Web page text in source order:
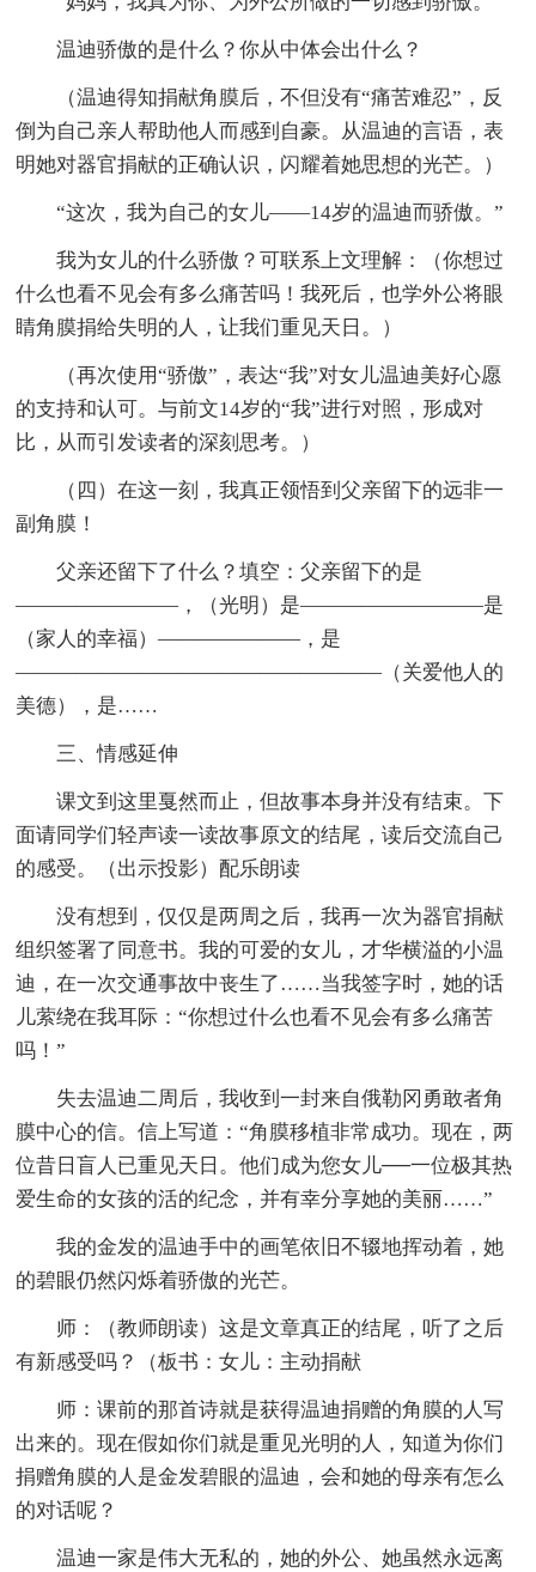
温迪骄傲的是什么？你从中体会出什么？
（温迪得知捐献角膜后，不但没有“痛苦难忍”，反
倒为自己亲人帮助他人而感到自豪。从温迪的言语，表
明她对器官捐献的正确认识，闪耀着她思想的光芒。）
“这次，我为自己的女儿——14岁的温迪而骄傲。”
我为女儿的什么骄傲？可联系上文理解：（你想过
什么也看不见会有多么痛苦吗！我死后，也学外公将眼
睛角膜捐给失明的人，让我们重见天日。）
（再次使用“骄傲”，表达“我”对女儿温迪美好心愿
的支持和认可。与前文14岁的“我”进行对照，形成对
比，从而引发读者的深刻思考。）
（四）在这一刻，我真正领悟到父亲留下的远非一
副角膜！
父亲还留下了什么？填空：父亲留下的是
————————，（光明）是—————————是
（家人的幸福）———————，是
——————————————————（关爱他人的
美德），是……
三、情感延伸
课文到这里戛然而止，但故事本身并没有结束。下
面请同学们轻声读一读故事原文的结尾，读后交流自己
的感受。（出示投影）配乐朗读
没有想到，仅仅是两周之后，我再一次为器官捐献
组织签署了同意书。我的可爱的女儿，才华横溢的小温
迪，在一次交通事故中丧生了……当我签字时，她的话
儿萦绕在我耳际：“你想过什么也看不见会有多么痛苦
吗！”
失去温迪二周后，我收到一封来自俄勒冈勇敢者角
膜中心的信。信上写道：“角膜移植非常成功。现在，两
位昔日盲人已重见天日。他们成为您女儿──一位极其热
爱生命的女孩的活的纪念，并有幸分享她的美丽……”
我的金发的温迪手中的画笔依旧不辍地挥动着，她
的碧眼仍然闪烁着骄傲的光芒。
师：（教师朗读）这是文章真正的结尾，听了之后
有新感受吗？（板书：女儿：主动捐献
师：课前的那首诗就是获得温迪捐赠的角膜的人写
出来的。现在假如你们就是重见光明的人，知道为你们
捐赠角膜的人是金发碧眼的温迪，会和她的母亲有怎么
的对话呢？
温迪一家是伟大无私的，她的外公、她虽然永远离